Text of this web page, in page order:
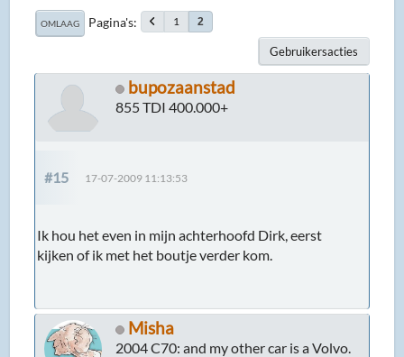
OMLAAG Pagina's 1 2
Gebruikersacties
bupozaanstad
855 TDI 400.000+
#15 17-07-2009 11:13:53
Ik hou het even in mijn achterhoofd Dirk, eerst
kijken of ik met het boutje verder kom.
Misha
2004 C70: and my other car is a Volvo.